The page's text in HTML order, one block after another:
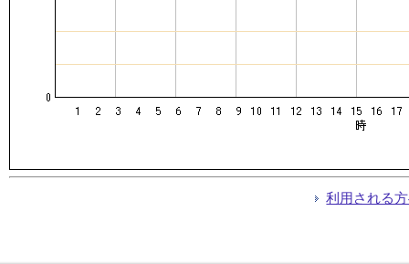
利用される